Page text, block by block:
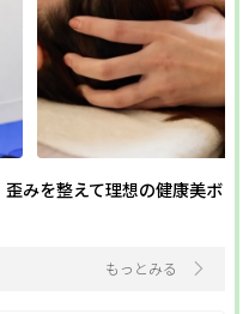
みを整えて理想の健康美ボ
もっとみる